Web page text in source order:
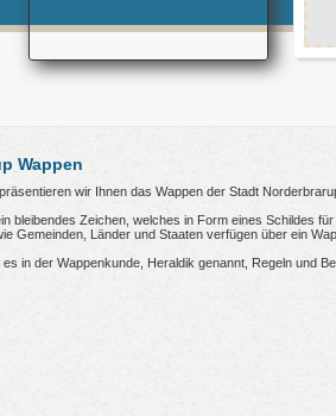
Wappen
wir Ihnen das Wappen der Stadt
bleibendes Zeichen, welches in Form eines Schildes
Gemeinden, Länder und Staaten verfügen über ein
es in der Wappenkunde, Heraldik genannt, Regeln und